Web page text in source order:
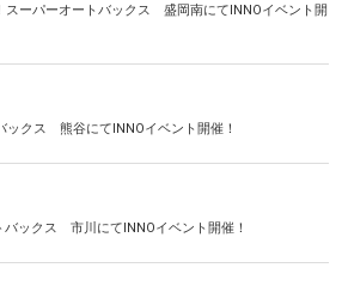
ーパーオートバックス 盛岡南にてINNOイベント開
ックス 熊谷にてINNOイベント開催！
ックス 市川にてINNOイベント開催！